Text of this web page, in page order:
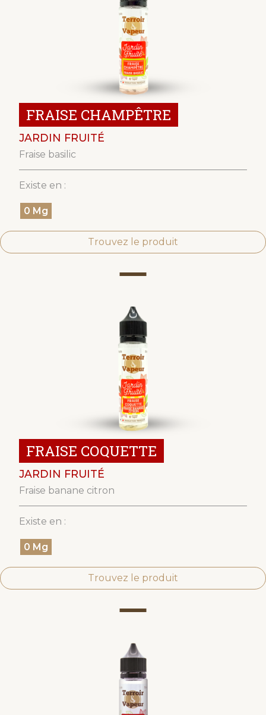
FRAISE CHAMPÊTRE
JARDIN FRUITÉ
Fraise basilic
Existe en :
0 Mg
Trouvez le produit
FRAISE COQUETTE
JARDIN FRUITÉ
Fraise banane citron
Existe en :
0 Mg
Trouvez le produit